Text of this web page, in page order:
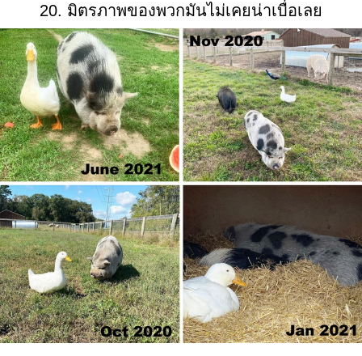
20. มิตรภาพของพวกมันไม่เคยน่าเบื่อเลย